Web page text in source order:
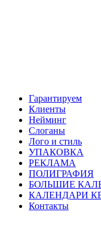
Гарантируем
Клиенты
Нейминг
Слоганы
Лого и стиль
УПАКОВКА
РЕКЛАМА
ПОЛИГРАФИЯ
БОЛЬШИЕ
КАЛЕНДАРИ
Контакты